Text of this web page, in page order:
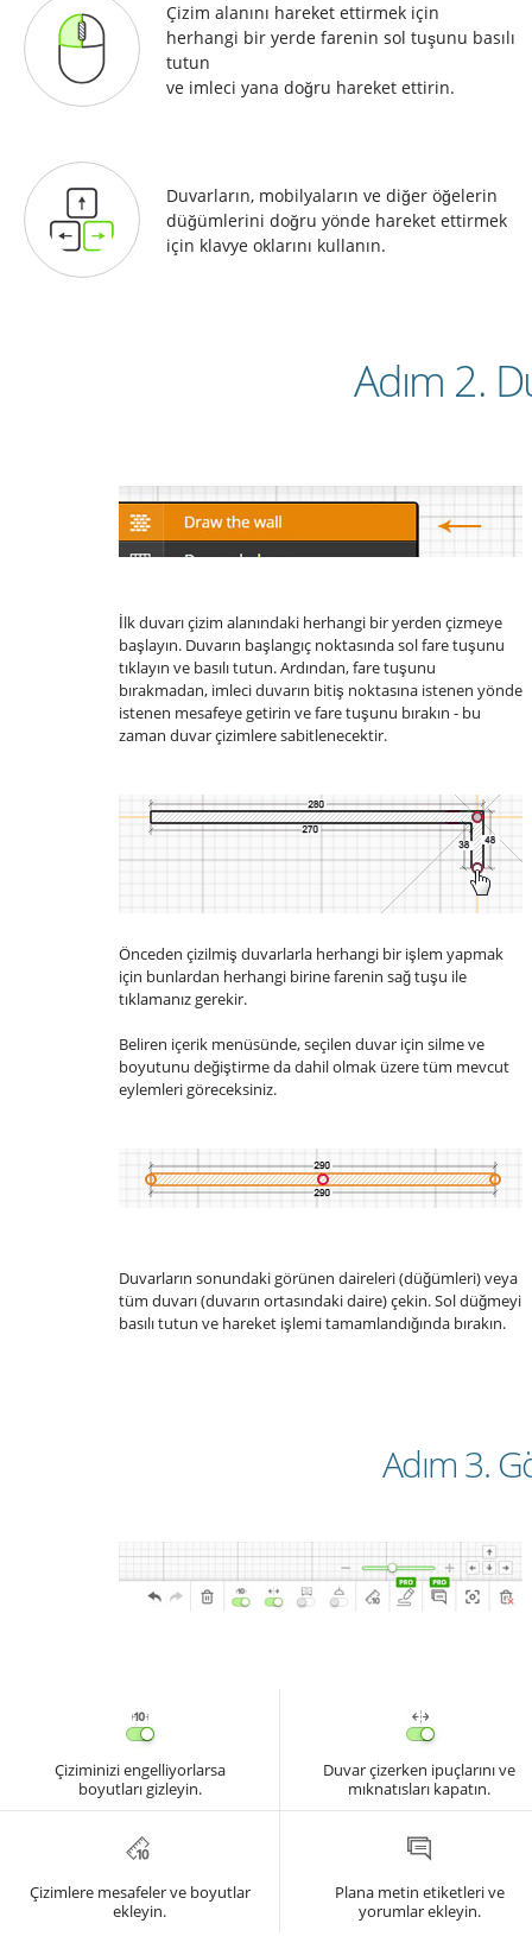
Çizim alanını hareket ettirmek için
herhangi bir yerde farenin sol tuşunu basılı
tutun
ve imleci yana doğru hareket ettirin.
Duvarların, mobilyaların ve diğer öğelerin
düğümlerini doğru yönde hareket ettirmek
için klavye oklarını kullanın.
Adım 2.
İlk duvarı çizim alanındaki herhangi bir yerden çizmeye
başlayın. Duvarın başlangıç noktasında sol fare tuşunu
tıklayın ve basılı tutun. Ardından, fare tuşunu
bırakmadan, imleci duvarın bitiş noktasına istenen yönde
istenen mesafeye getirin ve fare tuşunu bırakın - bu
zaman duvar çizimlere sabitlenecektir.
Önceden çizilmiş duvarlarla herhangi bir işlem yapmak
için bunlardan herhangi birine farenin sağ tuşu ile
tıklamanız gerekir.
Beliren içerik menüsünde, seçilen duvar için silme ve
boyutunu değiştirme da dahil olmak üzere tüm mevcut
eylemleri göreceksiniz.
Duvarların sonundaki görünen daireleri (düğümleri) veya
tüm duvarı (duvarın ortasındaki daire) çekin. Sol düğmeyi
basılı tutun ve hareket işlemi tamamlandığında bırakın.
Adım 3.
Çiziminizi engelliyorlarsa
boyutları gizleyin.
Duvar çizerken ipuçlarını ve
mıknatısları kapatın.
Çizimlere mesafeler ve boyutlar
ekleyin.
Plana metin etiketleri ve
yorumlar ekleyin.